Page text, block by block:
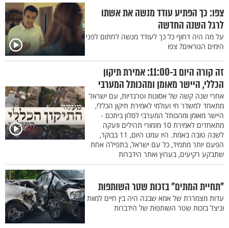
צפו: כך הפתיע עודד מנשה את אשתו
לרגל השנה החדשה
על מה היה דחוף כל כך לעודד מנשה לחתום לפני
הימים הנוראים? צפו
זה קורה היום ב-11:00: אמירת תיקון
הכללי, היישר מאומן ומהכותל המערבי
אחרי שנה קשה של אסונות וטרגדיות, עם ישראל
מתאחד למשדר חי ועולמי לאמירת תיקון הכללי,
היישר מאומן ומהכותל המערבי לסלון ביתכם -
מתאחדים לאמירת 10 מזמורי תהילים וזעקה
לשנה טובה באמת. היו עמנו היום, 11 בבוקר,
הפעם יותר מתמיד, כל עם ישראל, בתפילה אחת
שתבקע רקיעים, בערוץ ואתר הידברות
"תחיית המתים" בזכות שטר השותפות
עדות מצמררת של אמא שבנה היה בין חיים למוות
וניצל בזכות שטר השותפות של הידברות